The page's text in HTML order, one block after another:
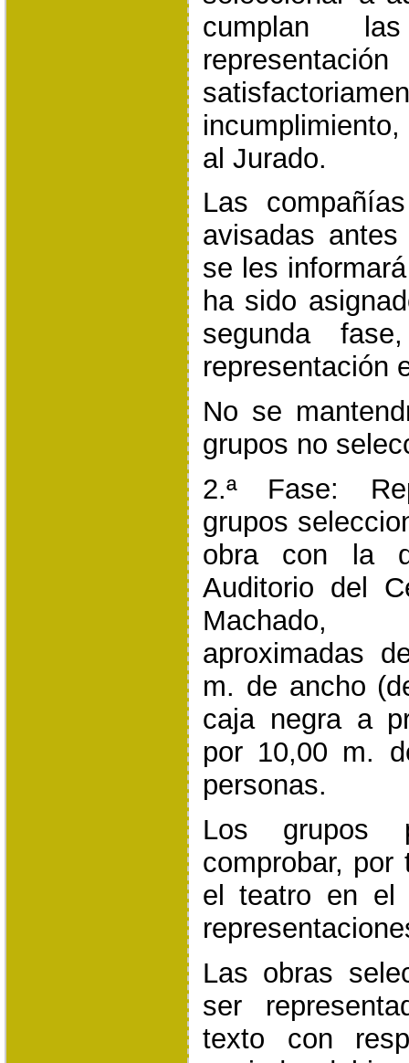
cumplan
al Jurado.
Las
avisadas
se les
ha sido
segunda
representación
No se
grupos no
2.ª Fase:
grupos
obra con la
Auditorio del
Machado,
aproximadas
m. de ancho
caja negra a
por 10,00 m.
personas.
Los grupos
comprobar, por
el teatro en el
Las obras
ser
texto con